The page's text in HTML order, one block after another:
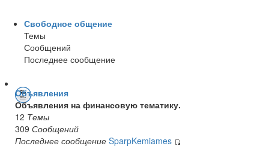
Свободное общение
Темы
Сообщений
Последнее сообщение
Объявления
Объявления на финансовую тематику.
12 Темы
309 Сообщений
Последнее сообщение SparpKemiames